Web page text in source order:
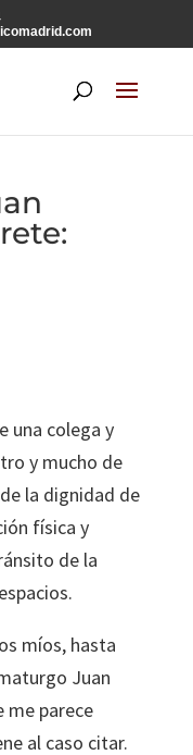
una colega y
y mucho de
la dignidad de
física y
de la
míos, hasta
Juan
me parece
al caso citar.